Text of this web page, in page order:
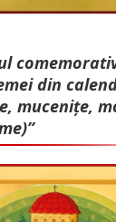
din
mu­cenițe,